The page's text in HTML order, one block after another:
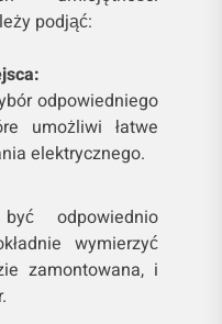
podjąć:
odpowiedniego
umożliwi łatwe
elektrycznego.
odpowiednio
wymierzyć
zamontowana, i